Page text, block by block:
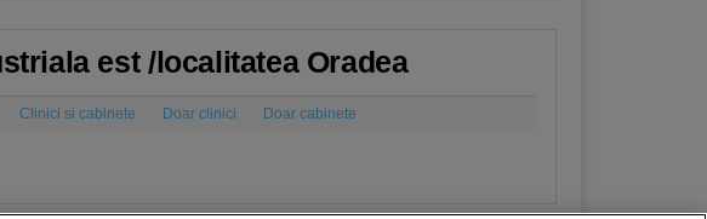
est /localitatea Oradea
Clinici si cabinete Doar clinici Doar cabinete